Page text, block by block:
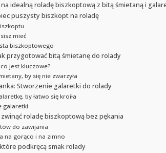
idealną roladę biszkoptową z bitą śmietaną i
puszysty biszkopt na roladę
mieć
biszkoptowego
przygotować bitą śmietanę do rolady
jest kluczowe?
by się nie zwarzyła
Stworzenie galaretki do rolady
by łatwo się kroiła
galaretki
zwinąć roladę biszkoptową bez pękania
do zawijania
na gorąco i na zimno
podkręcą smak rolady